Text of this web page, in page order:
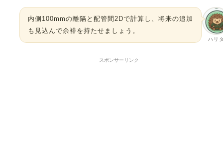
ハリ
内側100mmの離隔と配管間2Dで計算し、将来の追加
も見込んで余裕を持たせましょう。
スポンサーリンク